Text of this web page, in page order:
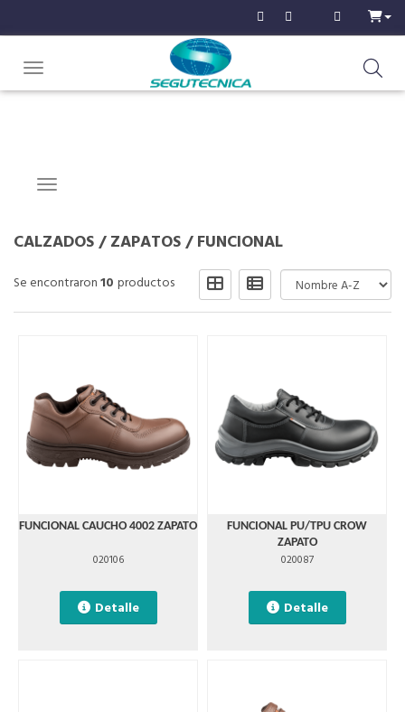
Toggle navigation
Navigation ein-/ausblenden
CALZADOS/ZAPATOS/FUNCIONAL
Se encontraron10 productos
FUNCIONAL CAUCHO 4002 ZAPATO
020106
Detalle
FUNCIONAL PU/TPU CROW
ZAPATO
020087
Detalle